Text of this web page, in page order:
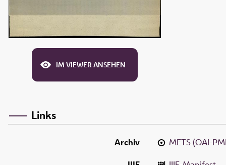
IM VIEWER ANSEHEN
Links
Archiv
METS (OAI-